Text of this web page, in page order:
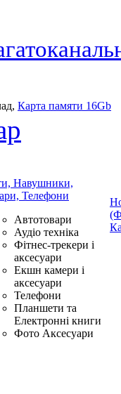
Карта памяти 16Gb
Навушники,
Телефони
Автотовари
Аудіо техніка
Фітнес-трекери і
аксесуари
Екшн камери і
аксесуари
Телефони
Планшети та
Електронні книги
Фото Аксесуари